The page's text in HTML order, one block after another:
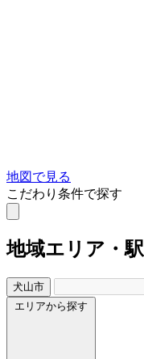
地図で見る
こだわり条件で探す
地域エリア・駅
犬山市
エリアから探す